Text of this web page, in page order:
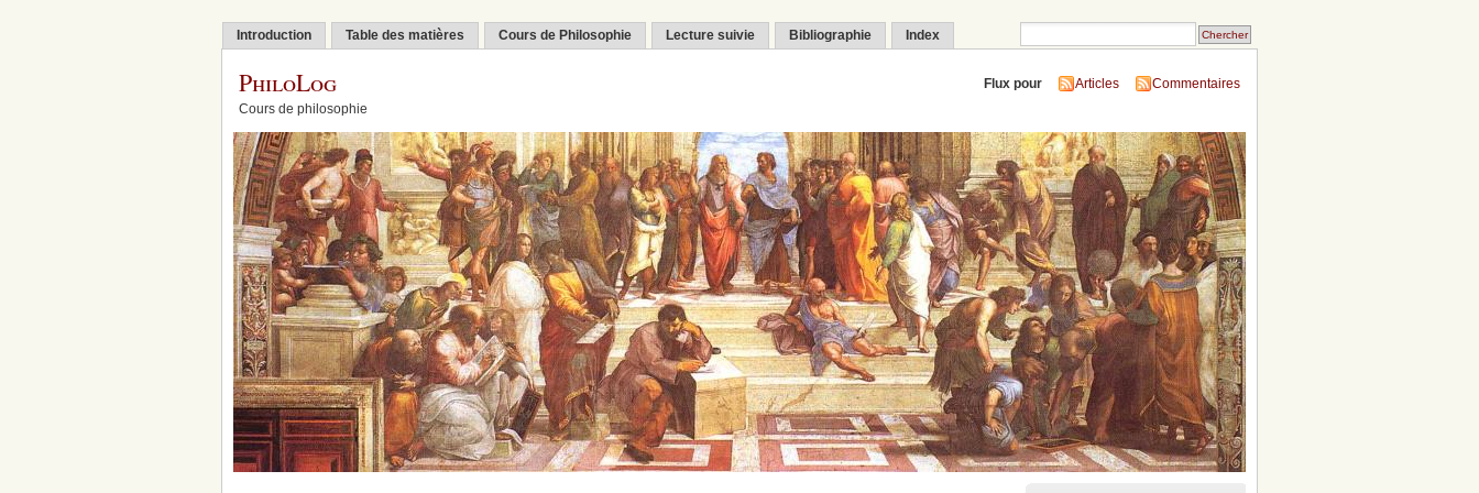
Introduction Table des matières Cours de Philosophie Lecture suivie Bibliographie Index
PhiloLog
Cours de philosophie
Flux pour Articles Commentaires